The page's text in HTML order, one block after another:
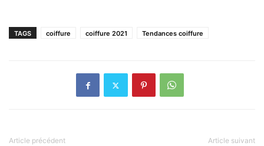
TAGS coiffure coiffure 2021 Tendances coiffure
Article précédent Article suivant